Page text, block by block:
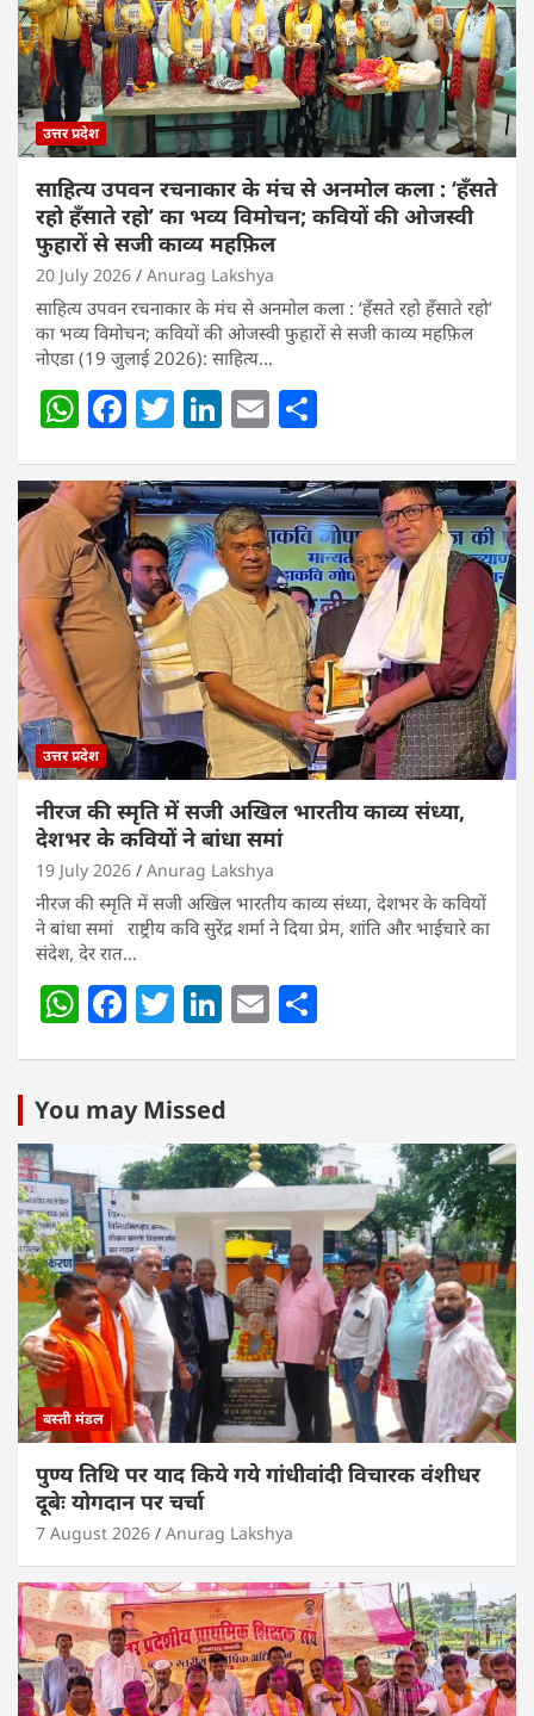
उत्तर प्रदेश
साहित्य उपवन रचनाकार के मंच से अनमोल कला : ‘हॅंसते
रहो हॅंसाते रहो’ का भव्य विमोचन; कवियों की ओजस्वी
फुहारों से सजी काव्य महफ़िल
20 July 2026 Anurag Lakshya
साहित्य उपवन रचनाकार के मंच से अनमोल कला : ‘हॅंसते रहो हॅंसाते रहो’
का भव्य विमोचन; कवियों की ओजस्वी फुहारों से सजी काव्य महफ़िल
नोएडा (19 जुलाई 2026): साहित्य…
W
at
s
A
p
p
F
c
e
b
o
o
k
T
itt
er
Li
k
e
dI
n
E
ai
l
ar
e
उत्तर प्रदेश
नीरज की स्मृति में सजी अखिल भारतीय काव्य संध्या,
देशभर के कवियों ने बांधा समां
19 July 2026 Anurag Lakshya
नीरज की स्मृति में सजी अखिल भारतीय काव्य संध्या, देशभर के कवियों
ने बांधा समां राष्ट्रीय कवि सुरेंद्र शर्मा ने दिया प्रेम, शांति और भाईचारे का
संदेश, देर रात…
W
s
A
p
p
F
e
b
o
o
k
T
er
Li
e
dI
n
E
You may Missed
बस्ती मंडल
पुण्य तिथि पर याद किये गये गांधीवांदी विचारक वंशीधर
दूबेः योगदान पर चर्चा
7 August 2026 Anurag Lakshya